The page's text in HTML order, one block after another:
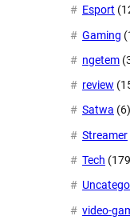
Esport
Gaming
ngetem
review
Satwa (6)
Streamer
Tech
video-